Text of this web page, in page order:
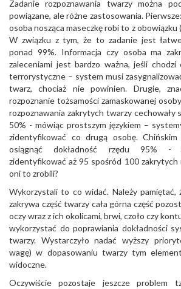
Zadanie rozpoznawania twarzy można
powiązane, ale różne zastosowania.
osoba nosząca maseczkę robi to z obowiązku
W związku z tym, że to zadanie jest
ponad 99%. Informacja czy osoba ma
zaleceniami jest bardzo ważna, jeśli chodzi
terrorystyczne – system musi
twarz, chociaż nie powinien. Drugie,
rozpoznanie tożsamości zamaskowanej
rozpoznawania zakrytych twarzy cechowały
50% - mówiąc prostszym językiem –
zidentyfikować co drugą osobę. Chińskim
osiągnąć dokładność rzędu 95% -
zidentyfikować aż 95 spośród 100 zakrytych
oni to zrobili?
Wykorzystali to co widać. Należy pamiętać,
zakrywa część twarzy cała górna część
oczy wraz z ich okolicami, brwi, czoło czy
wykorzystać do poprawiania dokładności
twarzy. Wystarczyło nadać wyższy
wagę) w dopasowaniu twarzy tym
widoczne.
Oczywiście pozostaje jeszcze problem